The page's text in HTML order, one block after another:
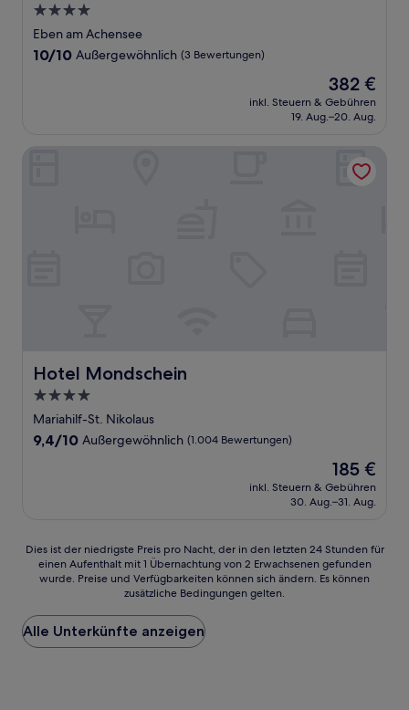
4.0-
Sterne-
Unterkunft
Eben am Achensee
10.0
10/10 Außergewöhnlich (3 Bewertungen)
Der
Preis
beträgt
382 €
inkl. Steuern & Gebühren
19. Aug.–20. Aug.
Hotel Mondschein
Hotel Mondschein
4.0-
Sterne-
Unterkunft
Mariahilf-St. Nikolaus
9.4
9,4/10 Außergewöhnlich (1.004 Bewertungen)
Der
Preis
beträgt
185 €
inkl. Steuern & Gebühren
30. Aug.–31. Aug.
Dies
der
Preis
pro
Nacht,
Dies ist der niedrigste Preis pro Nacht, der in den letzten 24 Stunden für
einen Aufenthalt mit 1 Übernachtung von 2 Erwachsenen gefunden
wurde. Preise und Verfügbarkeiten können sich ändern. Es können
zusätzliche Bedingungen gelten.
Alle Unterkünfte anzeigen